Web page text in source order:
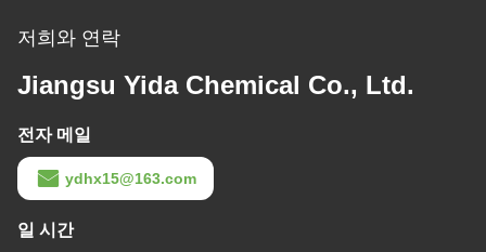
저희와 연락
Jiangsu Yida Chemical Co., Ltd.
전자 메일
ydhx15@163.com
일 시간